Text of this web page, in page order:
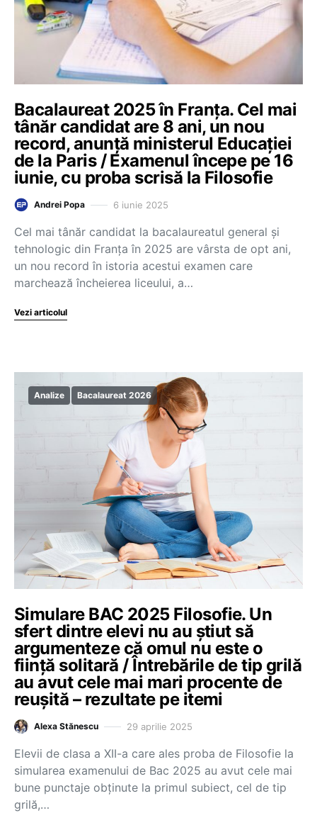
Bacalaureat 2025 în Franța. Cel mai
tânăr candidat are 8 ani, un nou
record, anunță ministerul Educației
de la Paris / Examenul începe pe 16
iunie, cu proba scrisă la Filosofie
Andrei Popa 6 iunie 2025
Cel mai tânăr candidat la bacalaureatul general şi
tehnologic din Franţa în 2025 are vârsta de opt ani,
un nou record în istoria acestui examen care
marchează încheierea liceului, a…
Vezi articolul
Analize Bacalaureat 2026
Simulare BAC 2025 Filosofie. Un
sfert dintre elevi nu au știut să
argumenteze că omul nu este o
ființă solitară / Întrebările de tip grilă
au avut cele mai mari procente de
reușită – rezultate pe itemi
Alexa Stănescu 29 aprilie 2025
Elevii de clasa a XII-a care ales proba de Filosofie la
simularea examenului de Bac 2025 au avut cele mai
bune punctaje obținute la primul subiect, cel de tip
grilă,…